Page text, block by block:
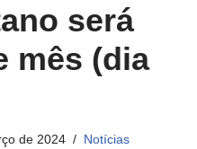
será
mês (dia
de 2024 Notícias